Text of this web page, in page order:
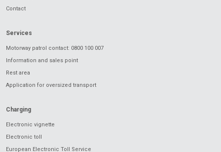
Contact
Services
Motorway patrol contact: 0800 100 007
Information and sales point
Rest area
Application for oversized transport
Charging
Electronic vignette
Electronic toll
European Electronic Toll Service